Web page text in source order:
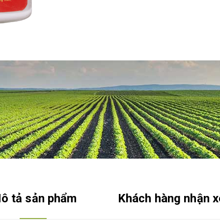
tả sản phẩm Khách hàng nhận